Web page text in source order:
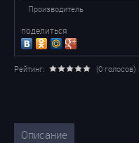
Производитель
поделиться
Рейтинг: (0 голосов)
Описание